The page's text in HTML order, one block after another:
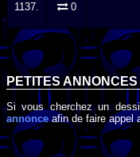
1137. 0
PETITES ANNONCES
Si vous cherchez un
annonce afin de faire appel